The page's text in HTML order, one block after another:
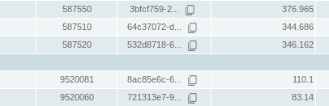
587550 3bfcf759-2... 376.965
587510 64c37072-d... 344.686
587520 532d8718-6... 346.162
9520081 8ac85e6c-6... 110.1
9520060 721313e7-9... 83.14